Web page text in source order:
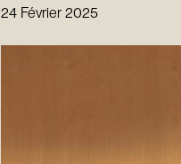
24 Février 2025